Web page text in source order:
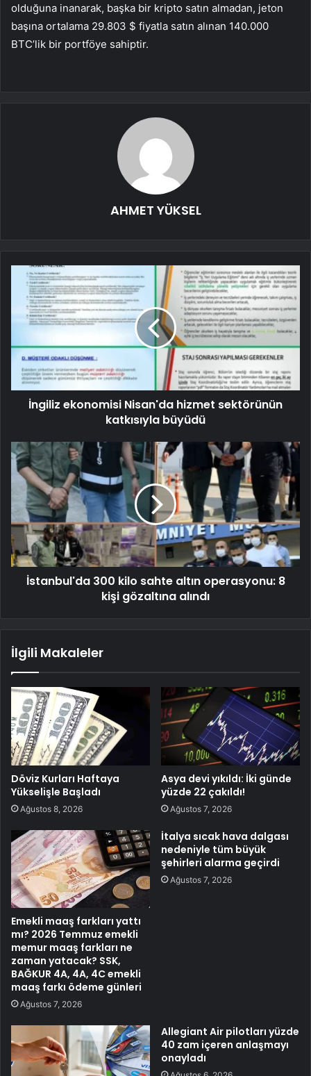
olduğuna inanarak, başka bir kripto satın almadan, jeton
başına ortalama 29.803 $ fiyatla satın alınan 140.000
BTC’lik bir portföye sahiptir.
AHMET YÜKSEL
İngiliz ekonomisi Nisan'da hizmet sektörünün
katkısıyla büyüdü
İstanbul'da 300 kilo sahte altın operasyonu: 8
kişi gözaltına alındı
İlgili Makaleler
Döviz Kurları Haftaya
Yükselişle Başladı
Ağustos 8, 2026
Asya devi yıkıldı: İki günde
yüzde 22 çakıldı!
Ağustos 7, 2026
Emekli maaş farkları yattı
mı? 2026 Temmuz emekli
memur maaş farkları ne
zaman yatacak? SSK,
BAĞKUR 4A, 4A, 4C emekli
maaş farkı ödeme günleri
Ağustos 7, 2026
İtalya sıcak hava dalgası
nedeniyle tüm büyük
şehirleri alarma geçirdi
Ağustos 7, 2026
Allegiant Air pilotları yüzde
40 zam içeren anlaşmayı
onayladı